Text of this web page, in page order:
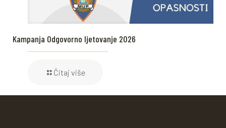
Kampanja Odgovorno ljetovanje 2026
Čitaj više